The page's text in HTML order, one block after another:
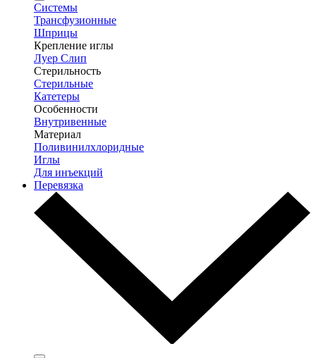
Системы
Трансфузионные
Шприцы
Крепление иглы
Луер Слип
Стерильность
Стерильные
Катетеры
Особенности
Внутривенные
Материал
Поливинилхлоридные
Иглы
Для инъекций
Перевязка